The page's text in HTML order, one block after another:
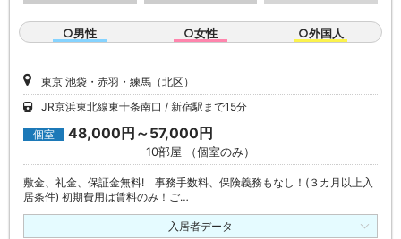
○男性 ○女性 ○外国人
東京 池袋・赤羽・練馬（北区）
JR京浜東北線東十条南口
新宿駅まで15分
個室 48,000円～57,000円
10部屋 （個室のみ）
敷金、礼金、保証金無料! 事務手数料、保険義務もなし！(３カ月以上入
居条件) 初期費用は賃料のみ！ご…
入居者データ